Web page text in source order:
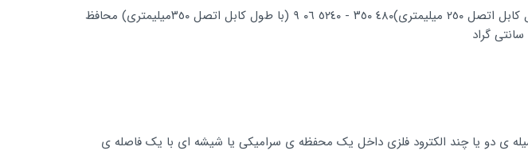
ﮐﺪ ﻣﺤﺼﻮل :١٨٠ ٤٨٠ -٤ ٠٣ ٥٢٤٠(ﺑﺎ طﻮل ﮐﺎﺑﻞ اﺗﺼﻞ ١٨٠ ﻣﯿﻠﯿﻤﺘﺮی) ٢٥٠ ٤٨٠ -٧ ٠٧ ٥٢٤٠ (ﺑﺎ طﻮل ﮐﺎﺑﻞ اﺗﺼﻞ ٢٥٠ ﻣﯿﻠﯿﻤﺘﺮی)٤٨٠ ٣٥٠ - ٥٢٤٠ ٠٦ ٩ (ﺑﺎ طﻮل ﮐﺎﺑﻞ اﺗﺼﻞ ٣٥٠ﻣﯿﻠﯿﻤﺘﺮی) ﻣﺤﺎﻓﻆ
ی دو یا چند الکترود فلزی داخل یک محفظه ی سرامیکی یا شیشه ای با یک فاصله ی